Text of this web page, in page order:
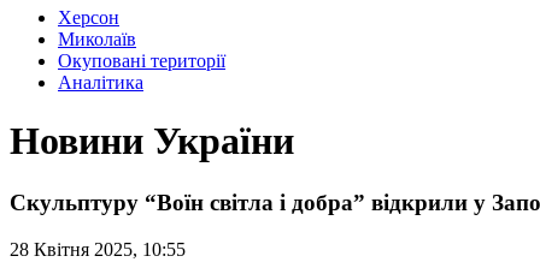
Херсон
Миколаїв
Окуповані території
Аналітика
Новини України
Скульптуру “Воїн світла і добра” відкрили у
28 Квітня 2025, 10:55